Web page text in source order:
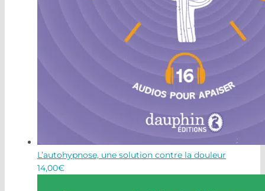
L’autohypnose, une solution contre la douleur
14,00€